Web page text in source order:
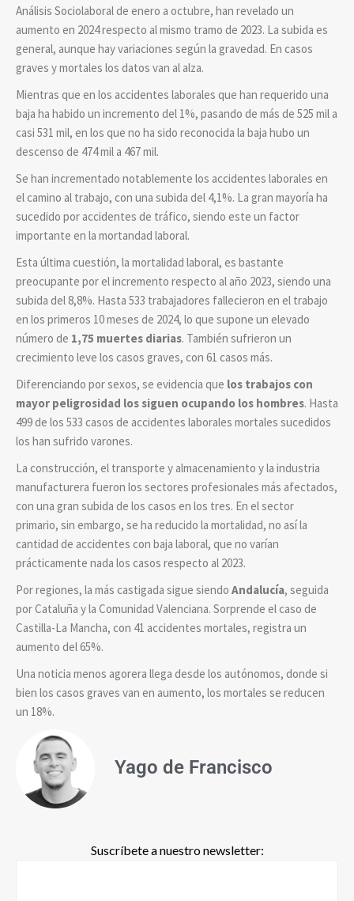
Análisis Sociolaboral de enero a octubre, han revelado un
aumento en 2024 respecto al mismo tramo de 2023. La subida es
general, aunque hay variaciones según la gravedad. En casos
graves y mortales los datos van al alza.
Mientras que en los accidentes laborales que han requerido una
baja ha habido un incremento del 1%, pasando de más de 525 mil a
casi 531 mil, en los que no ha sido reconocida la baja hubo un
descenso de 474 mil a 467 mil.
Se han incrementado notablemente los accidentes laborales en
el camino al trabajo, con una subida del 4,1%. La gran mayoría ha
sucedido por accidentes de tráfico, siendo este un factor
importante en la mortandad laboral.
Esta última cuestión, la mortalidad laboral, es bastante
preocupante por el incremento respecto al año 2023, siendo una
subida del 8,8%. Hasta 533 trabajadores fallecieron en el trabajo
en los primeros 10 meses de 2024, lo que supone un elevado
número de 1,75 muertes diarias. También sufrieron un
crecimiento leve los casos graves, con 61 casos más.
Diferenciando por sexos, se evidencia que los trabajos con
mayor peligrosidad los siguen ocupando los hombres. Hasta
499 de los 533 casos de accidentes laborales mortales sucedidos
los han sufrido varones.
La construcción, el transporte y almacenamiento y la industria
manufacturera fueron los sectores profesionales más afectados,
con una gran subida de los casos en los tres. En el sector
primario, sin embargo, se ha reducido la mortalidad, no así la
cantidad de accidentes con baja laboral, que no varían
prácticamente nada los casos respecto al 2023.
Por regiones, la más castigada sigue siendo Andalucía, seguida
por Cataluña y la Comunidad Valenciana. Sorprende el caso de
Castilla-La Mancha, con 41 accidentes mortales, registra un
aumento del 65%.
Una noticia menos agorera llega desde los autónomos, donde si
bien los casos graves van en aumento, los mortales se reducen
un 18%.
Yago de Francisco
Suscríbete a nuestro newsletter: